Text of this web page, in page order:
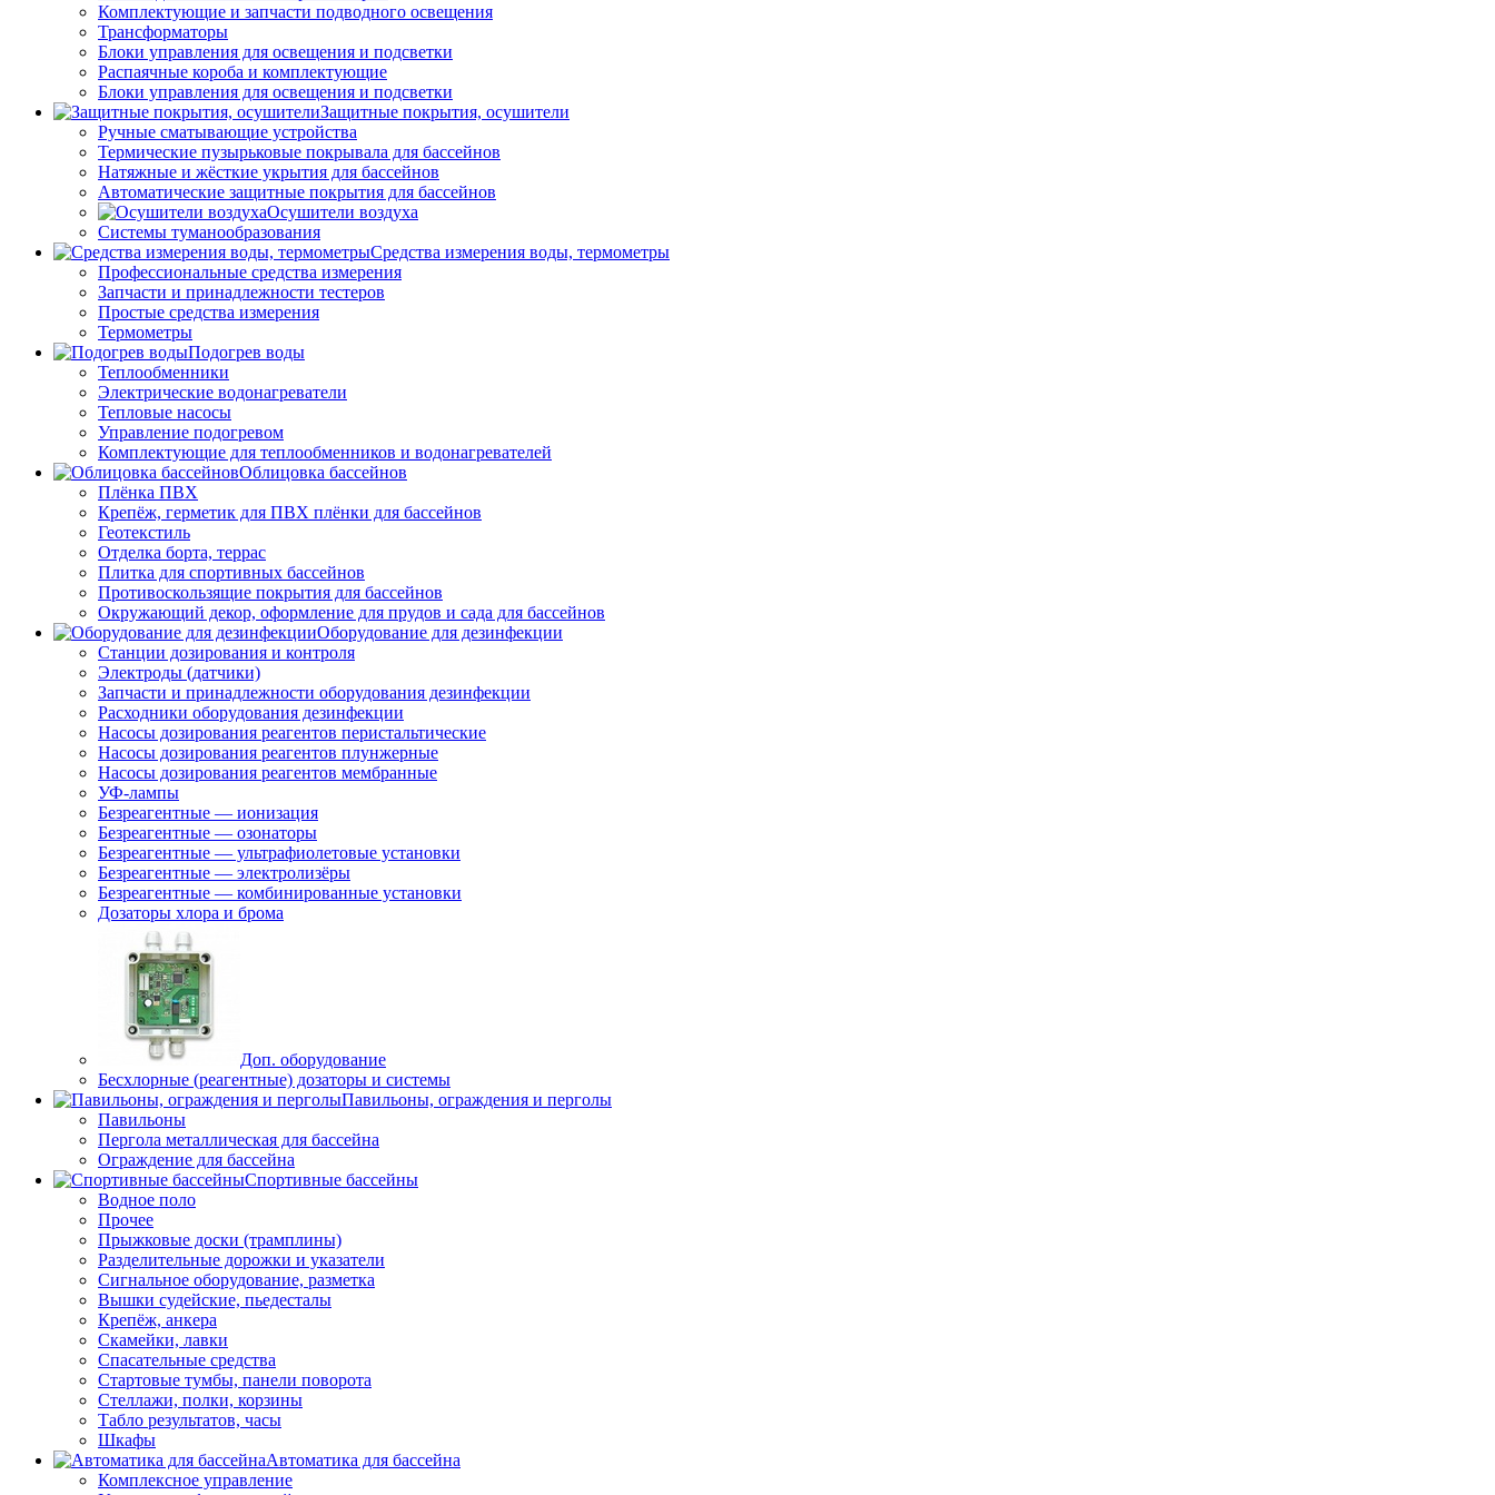
Комплектующие и запчасти подводного освещения
Трансформаторы
Блоки управления для освещения и подсветки
Распаячные короба и комплектующие
Блоки управления для освещения и подсветки
Защитные покрытия, осушители
Ручные сматывающие устройства
Термические пузырьковые покрывала для бассейнов
Натяжные и жёсткие укрытия для бассейнов
Автоматические защитные покрытия для бассейнов
Осушители воздуха
Системы туманообразования
Средства измерения воды, термометры
Профессиональные средства измерения
Запчасти и принадлежности тестеров
Простые средства измерения
Термометры
Подогрев воды
Теплообменники
Электрические водонагреватели
Тепловые насосы
Управление подогревом
Комплектующие для теплообменников и водонагревателей
Облицовка бассейнов
Плёнка ПВХ
Крепёж, герметик для ПВХ плёнки для бассейнов
Геотекстиль
Отделка борта, террас
Плитка для спортивных бассейнов
Противоскользящие покрытия для бассейнов
Окружающий декор, оформление для прудов и сада для бассейнов
Оборудование для дезинфекции
Станции дозирования и контроля
Электроды (датчики)
Запчасти и принадлежности оборудования дезинфекции
Расходники оборудования дезинфекции
Насосы дозирования реагентов перистальтические
Насосы дозирования реагентов плунжерные
Насосы дозирования реагентов мембранные
УФ-лампы
Безреагентные — ионизация
Безреагентные — озонаторы
Безреагентные — ультрафиолетовые установки
Безреагентные — электролизёры
Безреагентные — комбинированные установки
Дозаторы хлора и брома
Доп. оборудование
Бесхлорные (реагентные) дозаторы и системы
Павильоны, ограждения и перголы
Павильоны
Пергола металлическая для бассейна
Ограждение для бассейна
Спортивные бассейны
Водное поло
Прочее
Прыжковые доски (трамплины)
Разделительные дорожки и указатели
Cигнальное оборудование, разметка
Вышки судейские, пьедесталы
Крепёж, анкера
Скамейки, лавки
Спасательные средства
Стартовые тумбы, панели поворота
Стеллажи, полки, корзины
Табло результатов, часы
Шкафы
Автоматика для бассейна
Комплексное управление